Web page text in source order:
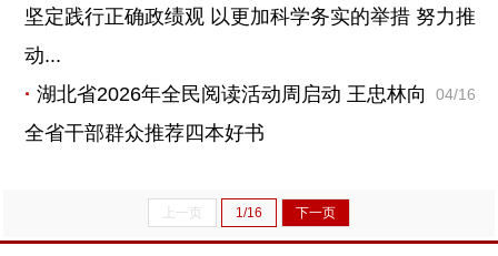
坚定践行正确政绩观 以更加科学务实的举措 努力推
动...
04/16
湖北省2026年全民阅读活动周启动 王忠林向
全省干部群众推荐四本好书
上一页 1/16 下一页